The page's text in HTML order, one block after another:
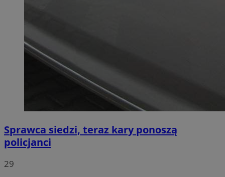
Sprawca siedzi, teraz kary ponoszą
policjanci
29